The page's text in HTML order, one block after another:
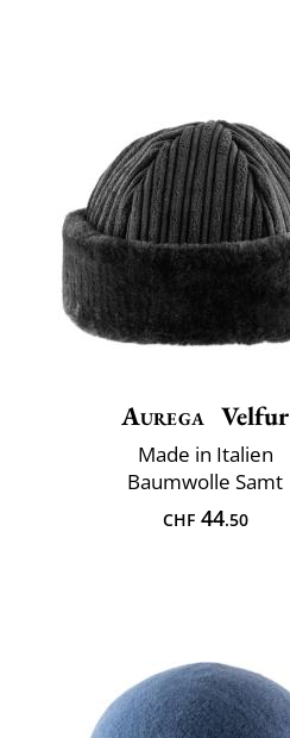
Aurega Velfur
Made in Italien
Baumwolle Samt
CHF44.50